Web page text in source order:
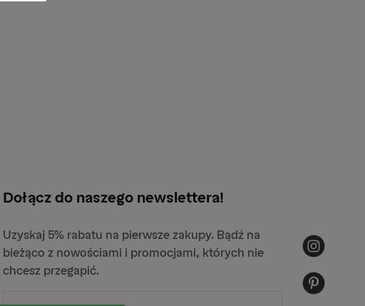
Dołącz do naszego newslettera!
Uzyskaj 5% rabatu na pierwsze zakupy. Bądź na
bieżąco z nowościami i promocjami, których nie
chcesz przegapić.